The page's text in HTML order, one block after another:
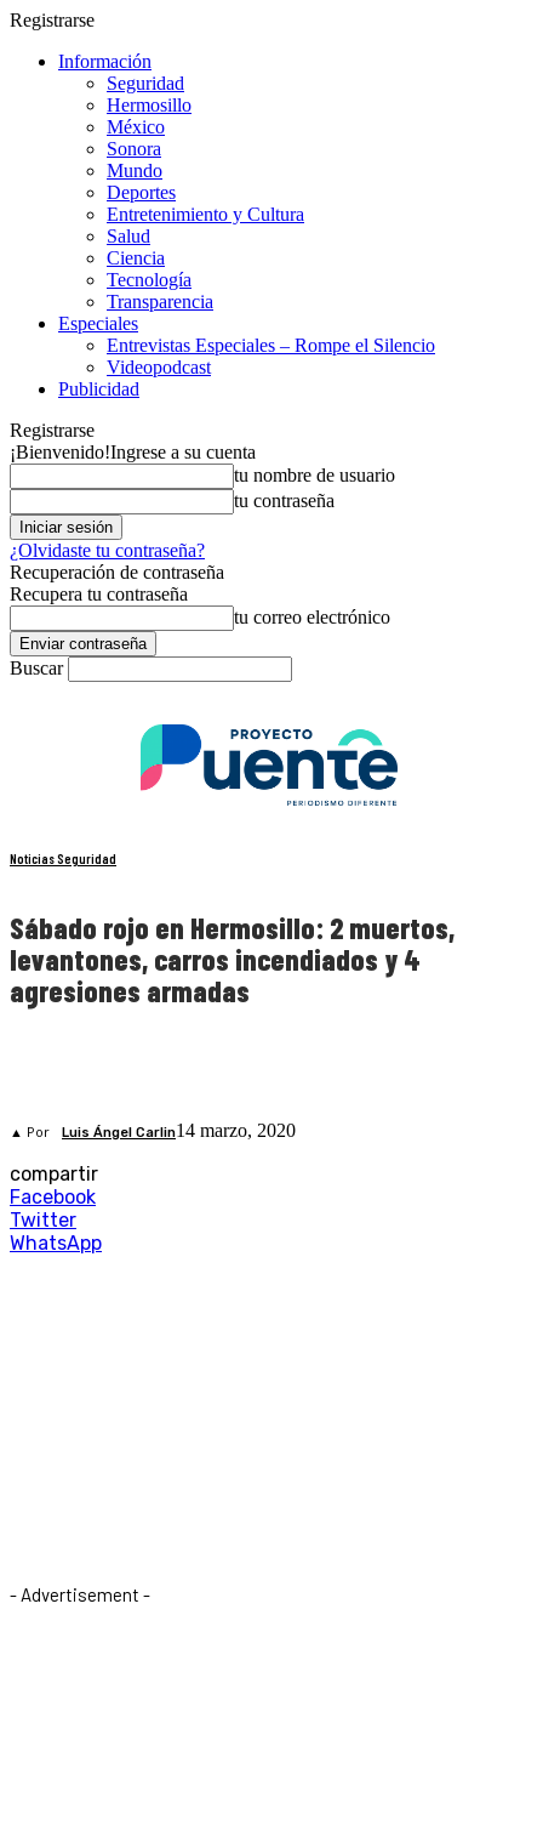
Registrarse
Información
Seguridad
Hermosillo
México
Sonora
Mundo
Deportes
Entretenimiento y Cultura
Salud
Ciencia
Tecnología
Transparencia
Especiales
Entrevistas Especiales – Rompe el Silencio
Videopodcast
Publicidad
Registrarse
¡Bienvenido!Ingrese a su cuenta
tu nombre de usuario
tu contraseña
¿Olvidaste tu contraseña?
Recuperación de contraseña
Recupera tu contraseña
tu correo electrónico
Buscar
Noticias Seguridad
Sábado rojo en Hermosillo: 2 muertos,
levantones, carros incendiados y 4
agresiones armadas
▲ Por Luis Ángel Carlin14 marzo, 2020
compartir
Facebook
Twitter
WhatsApp
- Advertisement -